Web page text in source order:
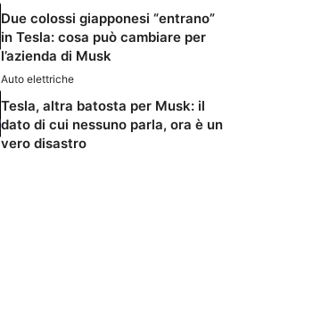
Due colossi giapponesi “entrano”
in Tesla: cosa può cambiare per
l’azienda di Musk
Auto elettriche
Tesla, altra batosta per Musk: il
dato di cui nessuno parla, ora è un
vero disastro